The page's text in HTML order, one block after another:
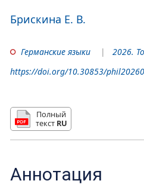
Брискина Е. В.
Германские языки
2026.
https://doi.org/10.30853/
Полный
текст RU
Аннотация